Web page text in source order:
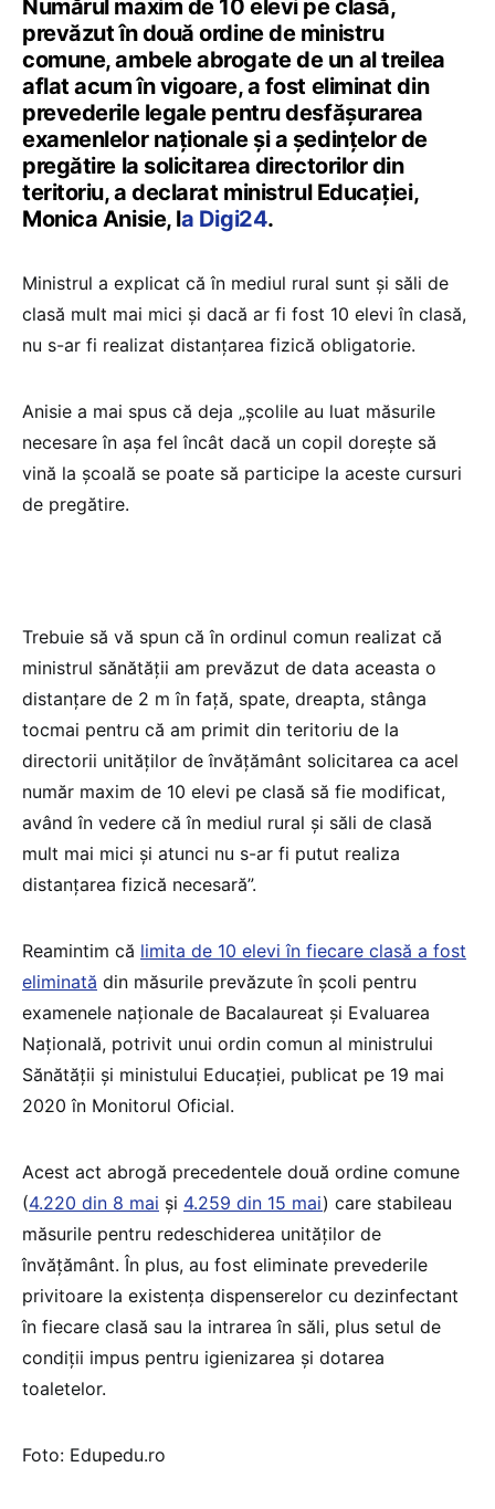
Numărul maxim de 10 elevi pe clasă,
prevăzut în două ordine de ministru
comune, ambele abrogate de un al treilea
aflat acum în vigoare, a fost eliminat din
prevederile legale pentru desfășurarea
examenlelor naționale și a ședințelor de
pregătire la solicitarea directorilor din
teritoriu, a declarat ministrul Educației,
Monica Anisie, la Digi24.
Ministrul a explicat că în mediul rural sunt și săli de
clasă mult mai mici și dacă ar fi fost 10 elevi în clasă,
nu s-ar fi realizat distanțarea fizică obligatorie.
Anisie a mai spus că deja „școlile au luat măsurile
necesare în așa fel încât dacă un copil dorește să
vină la școală se poate să participe la aceste cursuri
de pregătire.
Trebuie să vă spun că în ordinul comun realizat că
ministrul sănătății am prevăzut de data aceasta o
distanțare de 2 m în față, spate, dreapta, stânga
tocmai pentru că am primit din teritoriu de la
directorii unităților de învățământ solicitarea ca acel
număr maxim de 10 elevi pe clasă să fie modificat,
având în vedere că în mediul rural și săli de clasă
mult mai mici și atunci nu s-ar fi putut realiza
distanțarea fizică necesară”.
Reamintim că limita de 10 elevi în fiecare clasă a fost
eliminată din măsurile prevăzute în școli pentru
examenele naționale de Bacalaureat și Evaluarea
Națională, potrivit unui ordin comun al ministrului
Sănătății și ministului Educației, publicat pe 19 mai
2020 în Monitorul Oficial.
Acest act abrogă precedentele două ordine comune
(4.220 din 8 mai și 4.259 din 15 mai) care stabileau
măsurile pentru redeschiderea unităților de
învățământ. În plus, au fost eliminate prevederile
privitoare la existența dispenserelor cu dezinfectant
în fiecare clasă sau la intrarea în săli, plus setul de
condiții impus pentru igienizarea și dotarea
toaletelor.
Foto: Edupedu.ro